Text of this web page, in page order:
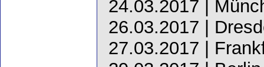
24.03.2017 |
26.03.2017 |
27.03.2017 |